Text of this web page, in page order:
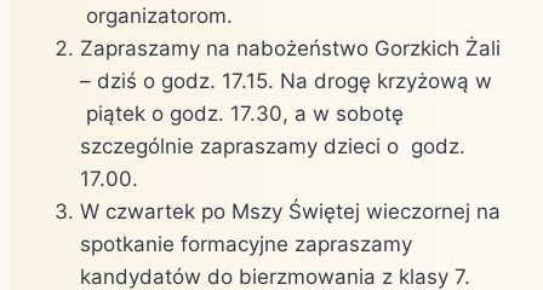
organizatorom.
Zapraszamy na nabożeństwo Gorzkich Żali
– dziś o godz. 17.15. Na drogę krzyżową w
piątek o godz. 17.30, a w sobotę
szczególnie zapraszamy dzieci o godz.
17.00.
W czwartek po Mszy Świętej wieczornej na
spotkanie formacyjne zapraszamy
kandydatów do bierzmowania z klasy 7.